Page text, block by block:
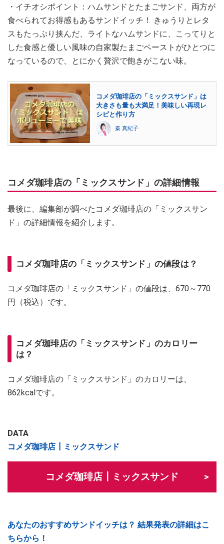
・イチオシポイント：ハムサンドとたまごサンド、両方が
食べられてお得感もあるサンドイッチ！ きゅうりとレタ
スもたっぷり挟んだ、ライトなハムサンドに、こってりと
した食感と優しい風味の自家製たまごペーストがひとつに
なっているので、とにかく贅沢で飽きがこない味。
コメダ珈琲店の「ミックスサンド」は
大きさも量も大満足！美味しい再現レ
シピと作り方
秦 真紀子
コメダ珈琲店の「ミックスサンド」の詳細情報
最後に、編集部が調べたコメダ珈琲店の「ミックスサン
ド」の詳細情報を紹介します。
コメダ珈琲店の「ミックスサンド」の値段は？
コメダ珈琲店の「ミックスサンド」の値段は、670～770
円（税込）です。
コメダ珈琲店の「ミックスサンド」のカロリー
は？
コメダ珈琲店の「ミックスサンド」のカロリーは、
862kcalです。
DATA
コメダ珈琲店┃ミックスサンド
コメダ珈琲店┃ミックスサンド
あなたのおすすめサンドイッチは？ 結果発表の詳細はこ
ちらから！